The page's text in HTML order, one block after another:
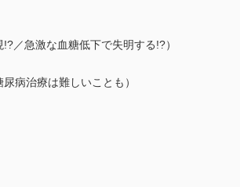
／急激な血糖低下で失明する!?）
病治療は難しいことも）